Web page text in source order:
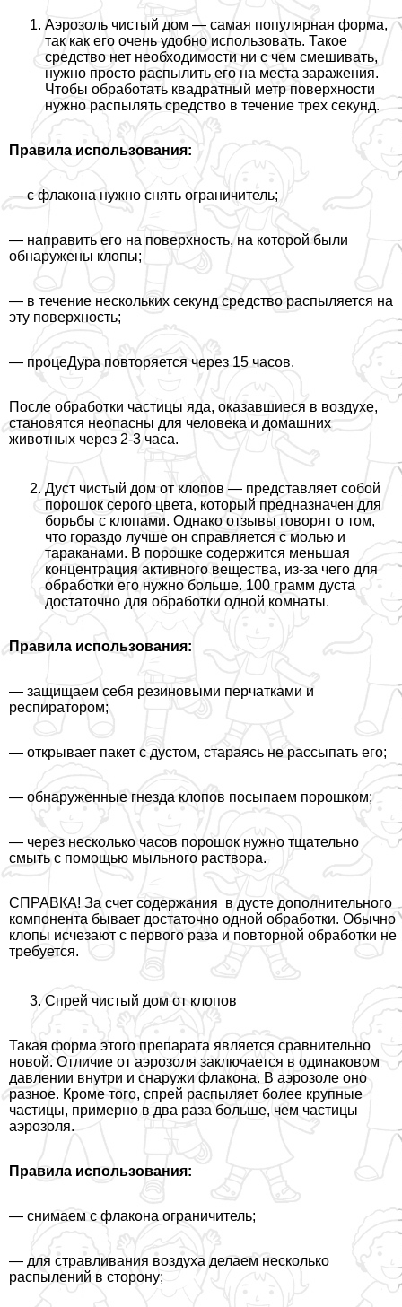
Аэрозоль чистый дом — самая популярная форма,
так как его очень удобно использовать. Такое
средство нет необходимости ни с чем смешивать,
нужно просто распылить его на места заражения.
Чтобы обработать квадратный метр поверхности
нужно распылять средство в течение трех секунд.
Правила использования:
— с флакона нужно снять ограничитель;
— направить его на поверхность, на которой были
обнаружены клопы;
— в течение нескольких секунд средство распыляется на
эту поверхность;
— процеДypa повторяется через 15 часов.
После обработки частицы яда, оказавшиеся в воздухе,
становятся неопасны для человека и домашних
животных через 2-3 часа.
Дуст чистый дом от клопов — представляет собой
порошок серого цвета, который предназначен для
борьбы с клопами. Однако отзывы говорят о том,
что гораздо лучше он справляется с молью и
таpaканами. В порошке содержится меньшая
концентрация активного вещества, из-за чего для
обработки его нужно больше. 100 грамм дуста
достаточно для обработки одной комнаты.
Правила использования:
— защищаем себя резиновыми перчатками и
респиратором;
— открывает пакет с дустом, стараясь не рассыпать его;
— обнаруженные гнезда клопов посыпаем порошком;
— через несколько часов порошок нужно тщательно
смыть с помощью мыльного раствора.
СПРАВКА! За счет содержания в дусте дополнительного
компонента бывает достаточно одной обработки. Обычно
клопы исчезают с первого раза и повторной обработки не
требуется.
Спрей чистый дом от клопов
Такая форма этого препарата является сравнительно
новой. Отличие от аэрозоля заключается в одинаковом
давлении внутри и снаружи флакона. В аэрозоле оно
разное. Кроме того, спрей распыляет более крупные
частицы, примерно в два раза больше, чем частицы
аэрозоля.
Правила использования:
— снимаем с флакона ограничитель;
— для стравливания воздуха делаем несколько
распылений в сторону;